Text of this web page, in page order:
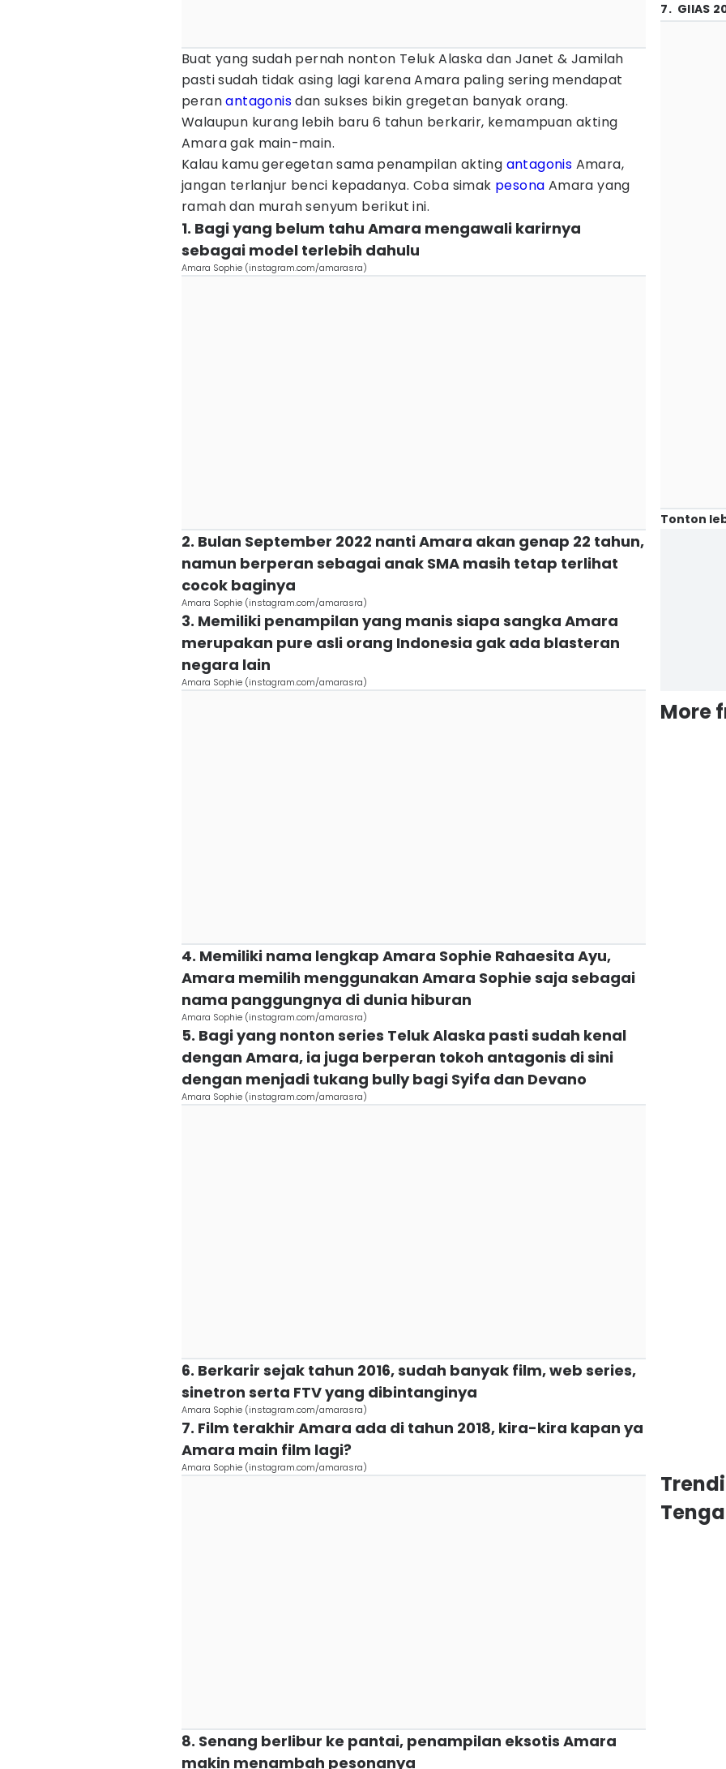
Buat yang sudah pernah nonton Teluk Alaska dan Janet & Jamilah
pasti sudah tidak asing lagi karena Amara paling sering mendapat
peranantagonisdan sukses bikin gregetan banyak orang.
Walaupun kurang lebih baru 6 tahun berkarir, kemampuan akting
Amara gak main-main.
Kalau kamu geregetan sama penampilan akting antagonis Amara,
jangan terlanjur benci kepadanya. Coba simak pesona Amara yang
ramah dan murah senyum berikut ini.
1. Bagi yang belum tahu Amara mengawali karirnya
sebagai model terlebih dahulu
Amara Sophie (instagram.com/amarasra)
2. Bulan September 2022 nanti Amara akan genap 22 tahun,
namun berperan sebagai anak SMA masih tetap terlihat
cocok baginya
Amara Sophie (instagram.com/amarasra)
3. Memiliki penampilan yang manis siapa sangka Amara
merupakan pure asli orang Indonesia gak ada blasteran
negara lain
Amara Sophie (instagram.com/amarasra)
4. Memiliki nama lengkap Amara Sophie Rahaesita Ayu,
Amara memilih menggunakan Amara Sophie saja sebagai
nama panggungnya di dunia hiburan
Amara Sophie (instagram.com/amarasra)
5. Bagi yang nonton series Teluk Alaska pasti sudah kenal
dengan Amara, ia juga berperan tokoh antagonis di sini
dengan menjadi tukang bully bagi Syifa dan Devano
Amara Sophie (instagram.com/amarasra)
6. Berkarir sejak tahun 2016, sudah banyak film, web series,
sinetron serta FTV yang dibintanginya
Amara Sophie (instagram.com/amarasra)
7. Film terakhir Amara ada di tahun 2018, kira-kira kapan ya
Amara main film lagi?
Amara Sophie (instagram.com/amarasra)
8. Senang berlibur ke pantai, penampilan eksotis Amara
makin menambah pesonanya
7. GIIAS
Tonton
More